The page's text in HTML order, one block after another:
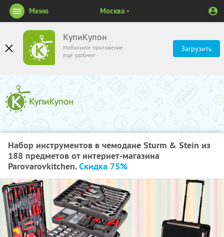
КупиКупон
Мобильное приложение
ещё удобнее
Загрузить
Меню Москва
Набор инструментов в чемодане Sturm & Stein из
188 предметов от интернет-магазина
Parovarovkitchen.Скидка 75%